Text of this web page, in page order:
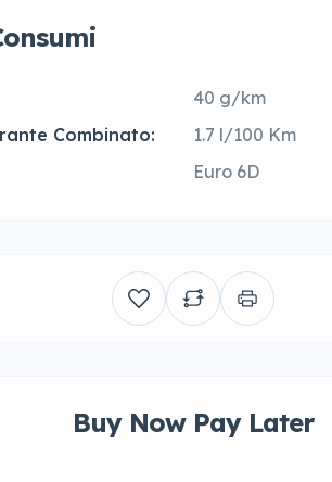
40 g/km
Combinato:
1.7 l/100 Km
Euro 6D
Buy Now Pay Later